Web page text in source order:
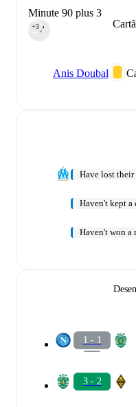
Minute 90 plus 3
90‎’‎
+3
Anis Doubal
Have lost their
Haven't kept a
Haven't won a
1 - 1
3 - 2